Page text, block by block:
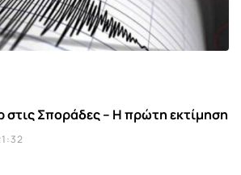
στις Σποράδες – Η πρώτη εκτίμηση